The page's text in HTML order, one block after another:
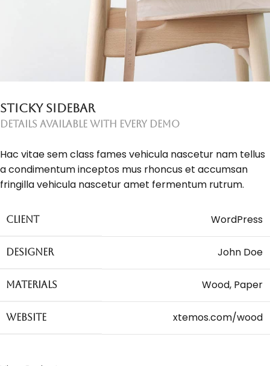
Sticky Sidebar
Details available with Every Demo
Hac vitae sem class fames vehicula nascetur nam tellus
a condimentum inceptos mus rhoncus et accumsan
fringilla vehicula nascetur amet fermentum rutrum.
Client WordPress
Designer John Doe
Materials Wood, Paper
Website xtemos.com/wood